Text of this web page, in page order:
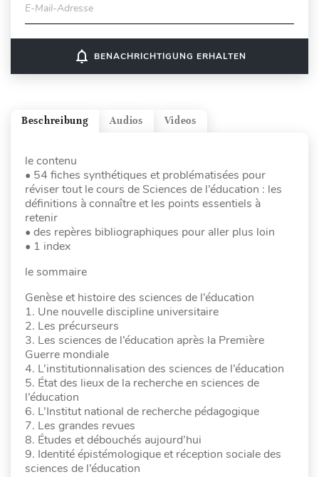
E-Mail-Adresse
notifications_none BENACHRICHTIGUNG ERHALTEN
Videos
Audios
Beschreibung
le contenu
• 54 fiches synthétiques et problématisées pour
réviser tout le cours de Sciences de l’éducation : les
définitions à connaître et les points essentiels à
retenir
• des repères bibliographiques pour aller plus loin
• 1 index
le sommaire
Genèse et histoire des sciences de l’éducation
1. Une nouvelle discipline universitaire
2. Les précurseurs
3. Les sciences de l’éducation après la Première
Guerre mondiale
4. L’institutionnalisation des sciences de l’éducation
5. État des lieux de la recherche en sciences de
l’éducation
6. L’Institut national de recherche pédagogique
7. Les grandes revues
8. Études et débouchés aujourd’hui
9. Identité épistémologique et réception sociale des
sciences de l’éducation